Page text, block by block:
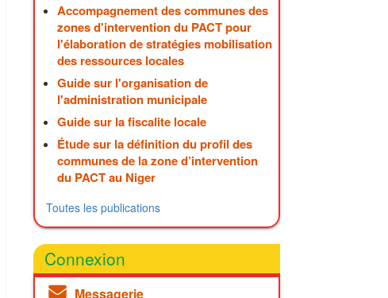
Accompagnement des communes des
zones d'intervention du PACT pour
l'élaboration de stratégies mobilisation
des ressources locales
Guide sur l'organisation de
l'administration municipale
Guide sur la fiscalite locale
Étude sur la définition du profil des
communes de la zone d’intervention
du PACT au Niger
Toutes les publications
Connexion
Messagerie